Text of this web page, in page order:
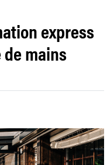
express
mains